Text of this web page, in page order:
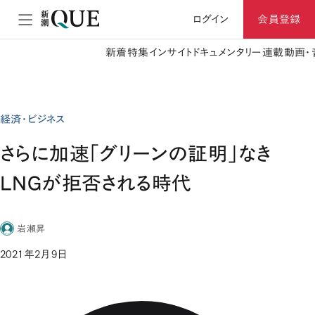
ログイン 会員登録
新着特集 インサイト ドキュメンタリー 連載動画
経済・ビジネス
さらに加速「グリーンの証明」なき
LNGが拒否される時代
岩瀬昇
2021年2月9日